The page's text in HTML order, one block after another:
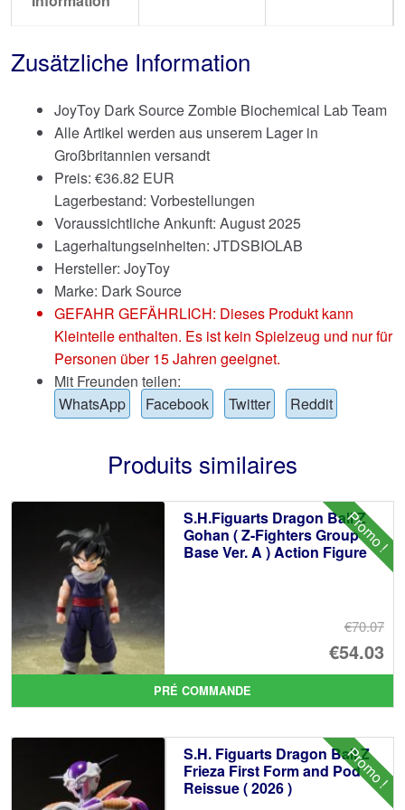
Zusätzliche Information
JoyToy Dark Source Zombie Biochemical Lab Team
Alle Artikel werden aus unserem Lager in
Großbritannien versandt
Preis: €36.82 EUR
Lagerbestand: Vorbestellungen
Voraussichtliche Ankunft: August 2025
Lagerhaltungseinheiten: JTDSBIOLAB
Hersteller: JoyToy
Marke: Dark Source
GEFAHR GEFÄHRLICH: Dieses Produkt kann
Kleinteile enthalten. Es ist kein Spielzeug und nur für
Personen über 15 Jahren geeignet.
Mit Freunden teilen:
WhatsApp
Facebook Twitter Reddit
Produits similaires
Promo !
S.H.Figuarts Dragon Ball Z
Gohan ( Z-Fighters Group
Base Ver. A ) Action Figure
€70.07
Le
€54.03
Le
PRÉ COMMANDE
Promo !
S.H. Figuarts Dragon Ball Z
Frieza First Form and Pod
Reissue ( 2026 )